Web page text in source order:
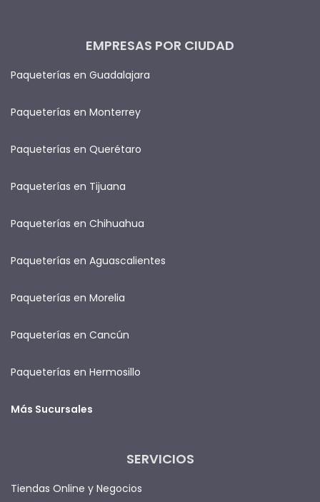
EMPRESAS POR CIUDAD
Paqueterías en Guadalajara
Paqueterías en Monterrey
Paqueterías en Querétaro
Paqueterías en Tijuana
Paqueterías en Chihuahua
Paqueterías en Aguascalientes
Paqueterías en Morelia
Paqueterías en Cancún
Paqueterías en Hermosillo
Más Sucursales
SERVICIOS
Tiendas Online y Negocios